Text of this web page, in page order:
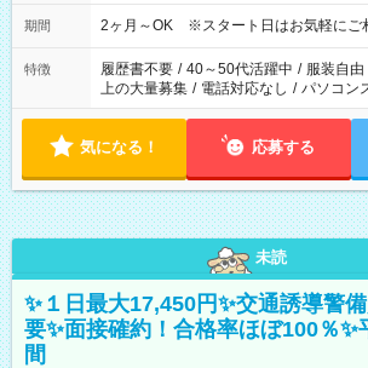
期間 2ヶ月～OK ※スタート日はお気軽にご
特徴 履歴書不要 / 40～50代活躍中 / 服装自由
上の大量募集 / 電話対応なし / パソコン
気になる！ 応募する
未読
✨１日最大17,450円✨交通誘導警
要✨面接確約！合格率ほぼ100％✨
間